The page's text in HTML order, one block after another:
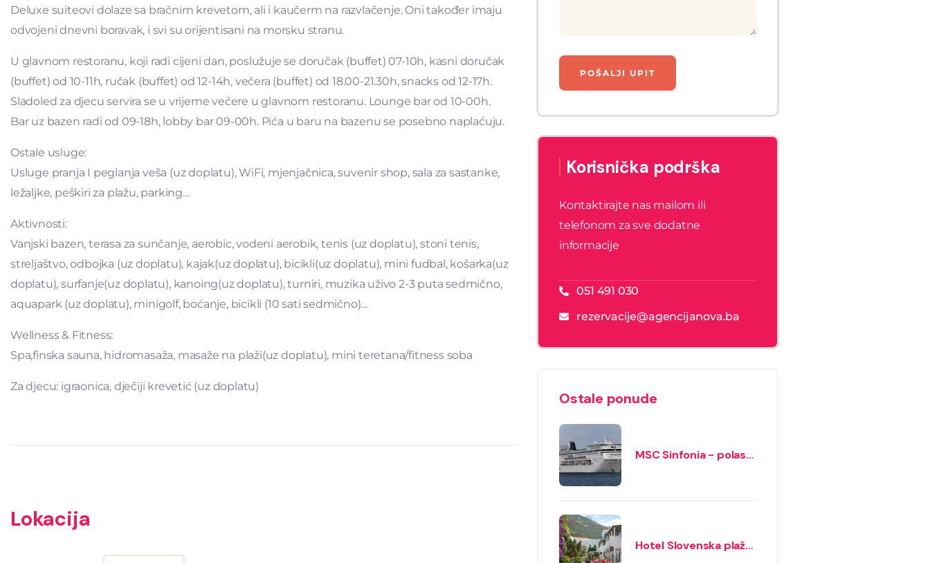
Deluxe suiteovi dolaze sa bračnim krevetom, ali i kaučerm na razvlačenje. Oni također imaju
odvojeni dnevni boravak, i svi su orijentisani na morsku stranu.
U glavnom restoranu, koji radi cijeni dan, poslužuje se doručak (buffet) 07-10h, kasni doručak
(buffet) od 10-11h, ručak (buffet) od 12-14h, večera (buffet) od 18.00-21.30h, snacks od 12-17h.
Sladoled za djecu servira se u vrijeme večere u glavnom restoranu. Lounge bar od 10-00h.
Bar uz bazen radi od 09-18h, lobby bar 09-00h. Pića u baru na bazenu se posebno naplaćuju.
Ostale usluge:
Usluge pranja I peglanja veša (uz doplatu), WiFi, mjenjačnica, suvenir shop, sala za sastanke,
ležaljke, peškiri za plažu, parking…
Aktivnosti:
Vanjski bazen, terasa za sunčanje, aerobic, vodeni aerobik, tenis (uz doplatu), stoni tenis,
streljaštvo, odbojka (uz doplatu), kajak(uz doplatu), bicikli(uz doplatu), mini fudbal, košarka(uz
doplatu), surfanje(uz doplatu), kanoing(uz doplatu), turniri, muzika uživo 2-3 puta sedmično,
aquapark (uz doplatu), minigolf, boćanje, bicikli (10 sati sedmično)…
Wellness & Fitness:
Spa,finska sauna, hidromasaža, masaže na plaži(uz doplatu), mini teretana/fitness soba
Za djecu: igraonica, dječiji krevetić (uz doplatu)
Lokacija
Korisnička podrška
Kontaktirajte nas mailom ili
telefonom za sve dodatne
informacije
051 491 030
rezervacije@agencijanova.ba
Ostale ponude
MSC Sinfonia - polasci
Hotel Slovenska plaža